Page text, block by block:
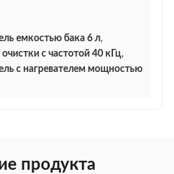
емкостью бака 6 л,
с частотой 40 кГц,
с нагревателем мощностью
продукта